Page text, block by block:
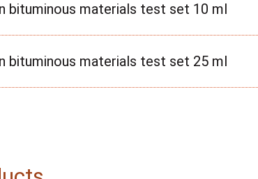
bituminous materials test set 10 ml
bituminous materials test set 25 ml